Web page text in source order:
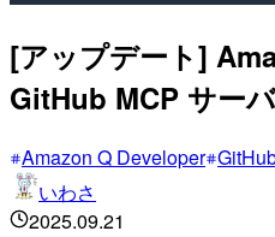
[アップデート]
GitHub MCP サー
Amazon Q Developer
いわさ
2025.09.21